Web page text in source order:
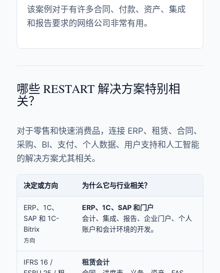
该案例对于有许多合同、付款、资产、集成
和报告要求的网络公司非常有用。
哪些 RESTART 解决方案特别相
关？
对于零售和快速消费品，连接 ERP、租赁、合同、
采购、BI、支付、个人数据、用户支持和人工智能
的解决方案尤其相关。
决定或方向 为什么它与行业相关？
ERP、1C、
SAP 和 1C-
Bitrix
方向
ERP、1C、SAP 和门户
会计、集成、报告、企业门户、个人
账户和会计环境的开发。
IFRS 16 /
租赁会计